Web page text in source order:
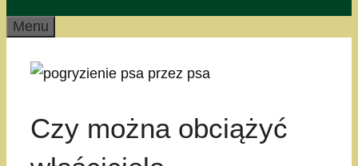
Menu
Czy można obciążyć